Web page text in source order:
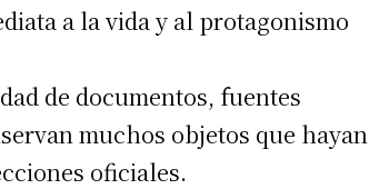
a la vida y al protagonismo
de documentos, fuentes
muchos objetos que hayan
oficiales.